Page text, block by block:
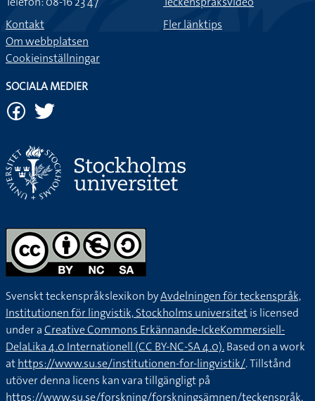
Kontakt
Om webbplatsen
Cookieinställningar
Fler länktips
SOCIALA MEDIER
Svenskt teckenspråkslexikon byAvdelningen för teckenspråk,
Institutionen för lingvistik, Stockholms universitetis licensed
under aCreative Commons Erkännande-IckeKommersiell-
DelaLika 4.0 Internationell (CC BY-NC-SA 4.0).Based on a work
athttps://www.su.se/institutionen-for-lingvistik/. Tillstånd
utöver denna licens kan vara tillgängligt på
https://www.su.se/forskning/forskningsämnen/teckenspråk.